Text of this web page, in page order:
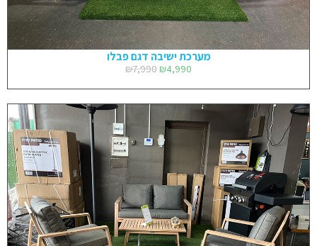
מערכת ישיבה דגם פבלו
₪7,990 ₪4,990